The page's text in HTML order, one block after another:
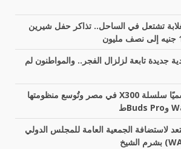
تشتعل في الساحل.. تذاكر حفل شيرين
ارتدادية جديدة تابعة لزلزال الفجر.. والمواطنون لم
شركة vivo تُطلق رسميًا سلسلة X300 في مصر وتُوسع منظومتها
لاستضافة الجمعية العامة للمجلس الدولي